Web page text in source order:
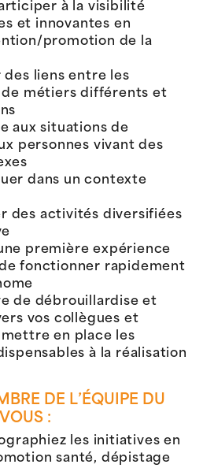
à la visibilité
et innovantes en
promotion de la
des liens entre les
de métiers différents et
aux situations de
personnes vivant des
dans un contexte
des activités diversifiées
première expérience
fonctionner rapidement
de débrouillardise et
vos collègues et
en place les
à la réalisation
DE L’ÉQUIPE DU
:
les initiatives en
santé, dépistage